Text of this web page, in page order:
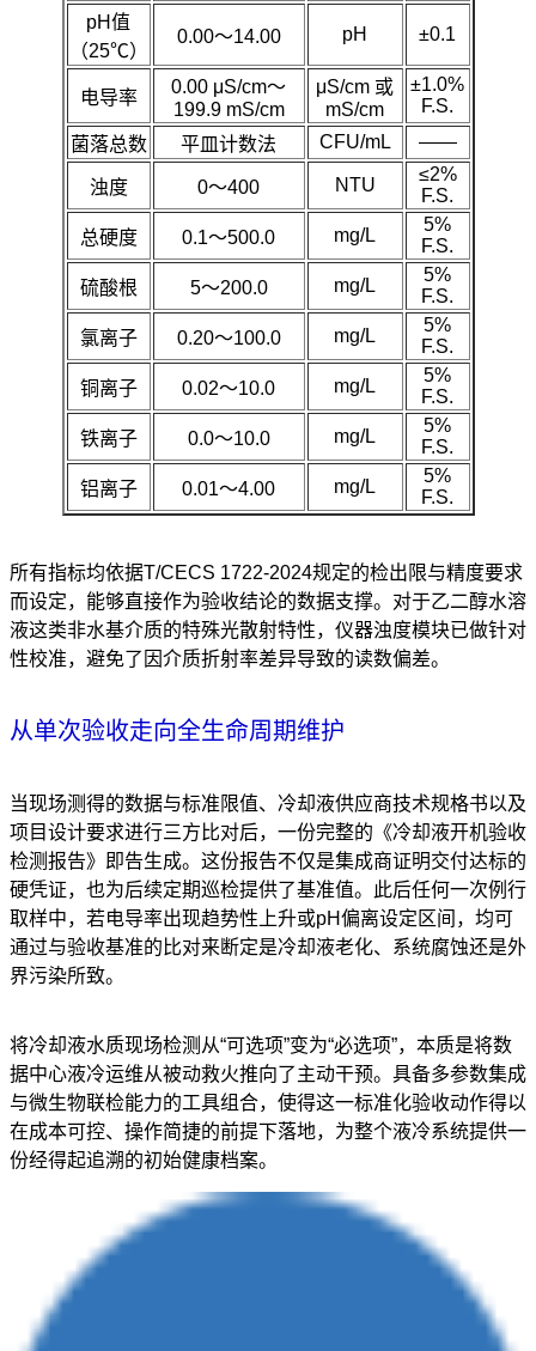
pH值
（25℃）
0.00～14.00 pH ±0.1
电导率
0.00 μS/cm～
199.9 mS/cm
μS/cm 或
mS/cm
±1.0%
F.S.
菌落总数
平皿计数法 CFU/mL ——
浊度 0～400 NTU
≤2%
F.S.
总硬度 0.1～500.0 mg/L
5%
F.S.
硫酸根 5～200.0 mg/L
5%
F.S.
氯离子 0.20～100.0 mg/L
5%
F.S.
铜离子 0.02～10.0 mg/L
5%
F.S.
铁离子 0.0～10.0 mg/L
5%
F.S.
铝离子 0.01～4.00 mg/L
5%
F.S.
所有指标均依据T/CECS 1722-2024规定的检出限与精度要求
而设定，能够直接作为验收结论的数据支撑。对于乙二醇水溶
液这类非水基介质的特殊光散射特性，仪器浊度模块已做针对
性校准，避免了因介质折射率差异导致的读数偏差。
从单次验收走向全生命周期维护
当现场测得的数据与标准限值、冷却液供应商技术规格书以及
项目设计要求进行三方比对后，一份完整的《冷却液开机验收
检测报告》即告生成。这份报告不仅是集成商证明交付达标的
硬凭证，也为后续定期巡检提供了基准值。此后任何一次例行
取样中，若电导率出现趋势性上升或pH偏离设定区间，均可
通过与验收基准的比对来断定是冷却液老化、系统腐蚀还是外
界污染所致。
将冷却液水质现场检测从“可选项”变为“必选项”，本质是将数
据中心液冷运维从被动救火推向了主动干预。具备多参数集成
与微生物联检能力的工具组合，使得这一标准化验收动作得以
在成本可控、操作简捷的前提下落地，为整个液冷系统提供一
份经得起追溯的初始健康档案。